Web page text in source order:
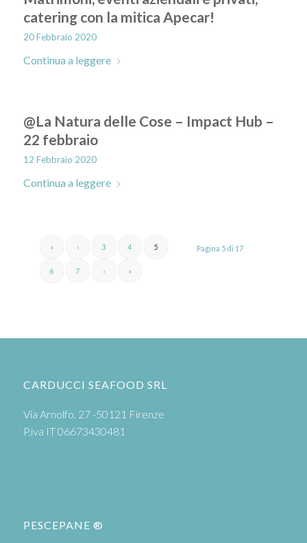
catering con la mitica Apecar!
20 Febbraio 2020
Continua a leggere
@La Natura delle Cose – Impact Hub –
22 febbraio
12 Febbraio 2020
Continua a leggere
Pagina 5 di 17
« ‹ 3 4 5
6 7 › »
CARDUCCI SEAFOOD SRL
Via Arnolfo, 27 -50121 Firenze
P.iva IT 06673430481
PESCEPANE ®